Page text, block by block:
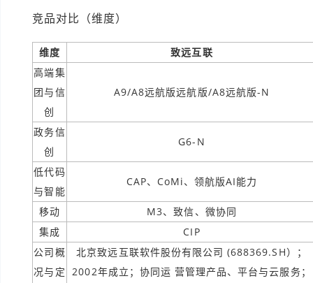
竞品对比（维度）
维度
致远互联
高端集
团与信
创
A9/A8远航版远航版/A8远航版-N
政务信
创
G6-N
低代码
与智能
CAP、CoMi、领航版AI能力
移动
M3、致信、微协同
集成
CIP
公司概
况与定
北京致远互联软件股份有限公司 (688369.SH）；
2002年成立；协同运 营管理产品、平台与云服务；